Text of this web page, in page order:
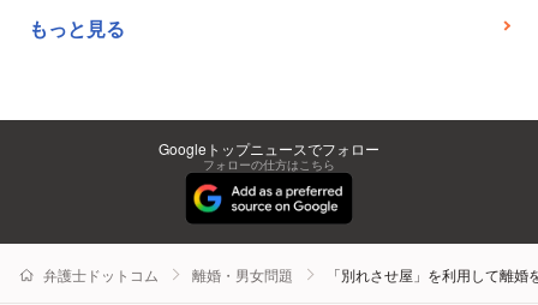
もっと見る
Googleトップニュースでフォロー
フォローの仕方はこちら
弁護士ドットコム 離婚・男女問題 「別れさせ屋」を利用して離